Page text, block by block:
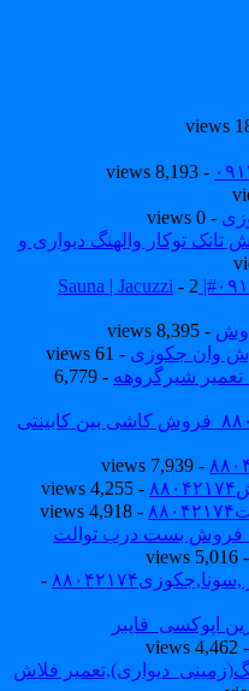
- 8,193 views
- 0 views
توکار والهنگ دیواری و
- 2
- 8,395 views
- 61 views
- 6,779
- 7,939 views
- 4,255 views
- 4,918 views
بست درب توالت
-
فلاش